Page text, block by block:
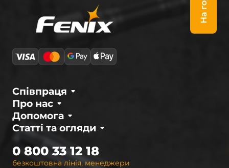
На гору
Про нас
Співпраця
Статті та огляди
Допомога
безкоштовна лінія, менеджери
0 800 33 12 18